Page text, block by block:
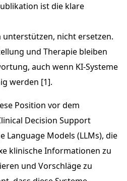
ist die klare
unterstützen, nicht ersetzen.
und Therapie bleiben
auch wenn KI-Systeme
werden [1].
Position vor dem
Decision Support
Language Models (LLMs), die
klinische Informationen zu
und Vorschläge zu